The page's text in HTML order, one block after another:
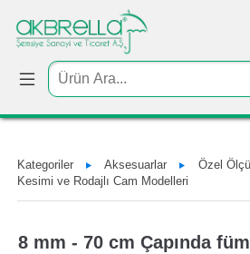
Kategoriler Aksesuarlar
Özel
Kesimi ve Rodajlı Cam Modelleri
8 mm - 70 cm Çapında